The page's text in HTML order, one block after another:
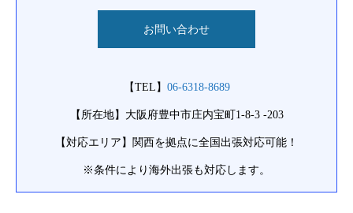
お問い合わせ
【TEL】 06-6318-8689
【所在地】大阪府豊中市庄内宝町1-8-3 -203
【対応エリア】関西を拠点に全国出張対応可能！
※条件により海外出張も対応します。